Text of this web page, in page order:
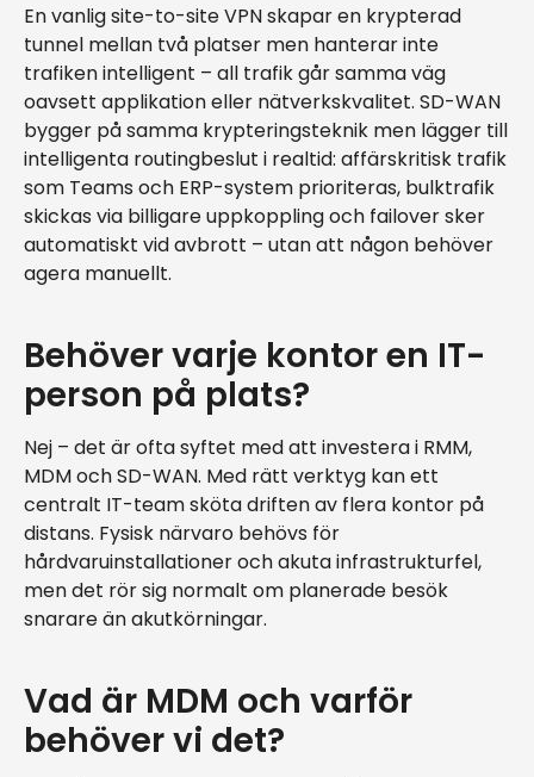
En vanlig site-to-site VPN skapar en krypterad
tunnel mellan två platser men hanterar inte
trafiken intelligent – all trafik går samma väg
oavsett applikation eller nätverkskvalitet. SD-WAN
bygger på samma krypteringsteknik men lägger till
intelligenta routingbeslut i realtid: affärskritisk trafik
som Teams och ERP-system prioriteras, bulktrafik
skickas via billigare uppkoppling och failover sker
automatiskt vid avbrott – utan att någon behöver
agera manuellt.
Behöver varje kontor en IT-
person på plats?
Nej – det är ofta syftet med att investera i RMM,
MDM och SD-WAN. Med rätt verktyg kan ett
centralt IT-team sköta driften av flera kontor på
distans. Fysisk närvaro behövs för
hårdvaruinstallationer och akuta infrastrukturfel,
men det rör sig normalt om planerade besök
snarare än akutkörningar.
Vad är MDM och varför
behöver vi det?